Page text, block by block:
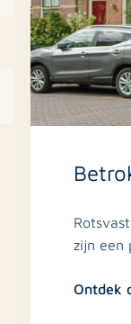
zijn een
Ontdek